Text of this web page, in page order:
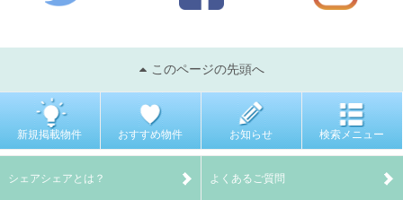
このページの先頭へ
新規掲載物件 おすすめ物件 お知らせ 検索メニュー
シェアシェアとは？ よくあるご質問